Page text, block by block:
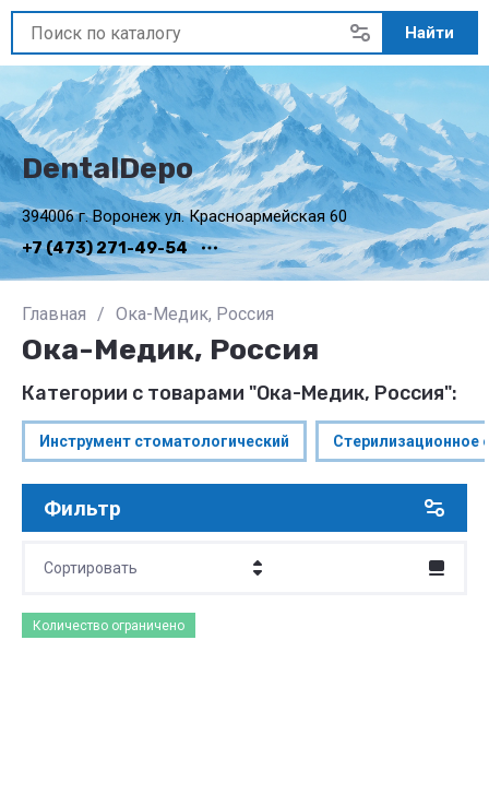
394006 г. Воронеж ул. Красноармейская 60
+7 (473) 271-49-54
DentalDepo
Найти
Главная / Ока-Медик, Россия
Ока-Медик, Россия
Категории с товарами "Ока-Медик, Россия":
Инструмент стоматологический Стерилизационное
Фильтр
Сортировать
Цена - убывание
Количество ограничено